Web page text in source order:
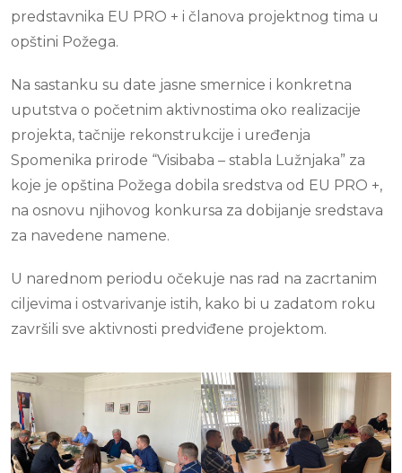
predstavnika EU PRO + i članova projektnog tima u
opštini Požega.
Na sastanku su date jasne smernice i konkretna
uputstva o početnim aktivnostima oko realizacije
projekta, tačnije rekonstrukcije i uređenja
Spomenika prirode “Visibaba – stabla Lužnjaka” za
koje je opština Požega dobila sredstva od EU PRO +,
na osnovu njihovog konkursa za dobijanje sredstava
za navedene namene.
U narednom periodu očekuje nas rad na zacrtanim
ciljevima i ostvarivanje istih, kako bi u zadatom roku
završili sve aktivnosti predviđene projektom.